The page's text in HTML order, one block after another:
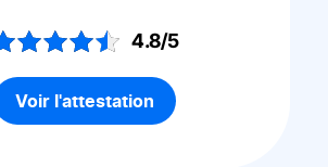
4.8/5
Voir l'attestation